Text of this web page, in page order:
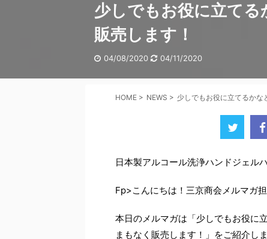
少しでもお役に立てる
販売します！
04/08/2020 04/11/2020
HOME > NEWS > 少しでもお役に立てるかな
日本製アルコール洗浄ハンドジェル
Fp>こんにちは！三京商会メルマガ担
本日のメルマガは「少しでもお役に
まもなく販売します！」をご紹介しま